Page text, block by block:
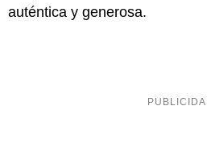
auténtica y generosa.